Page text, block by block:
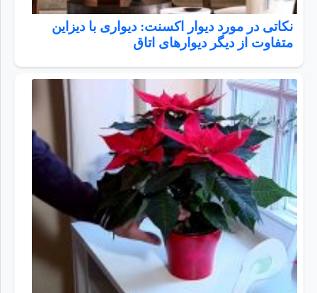
نکاتی در مورد دیوار اکسنت: دیواری با دیزاین
متفاوت از دیگر دیوارهای اتاق